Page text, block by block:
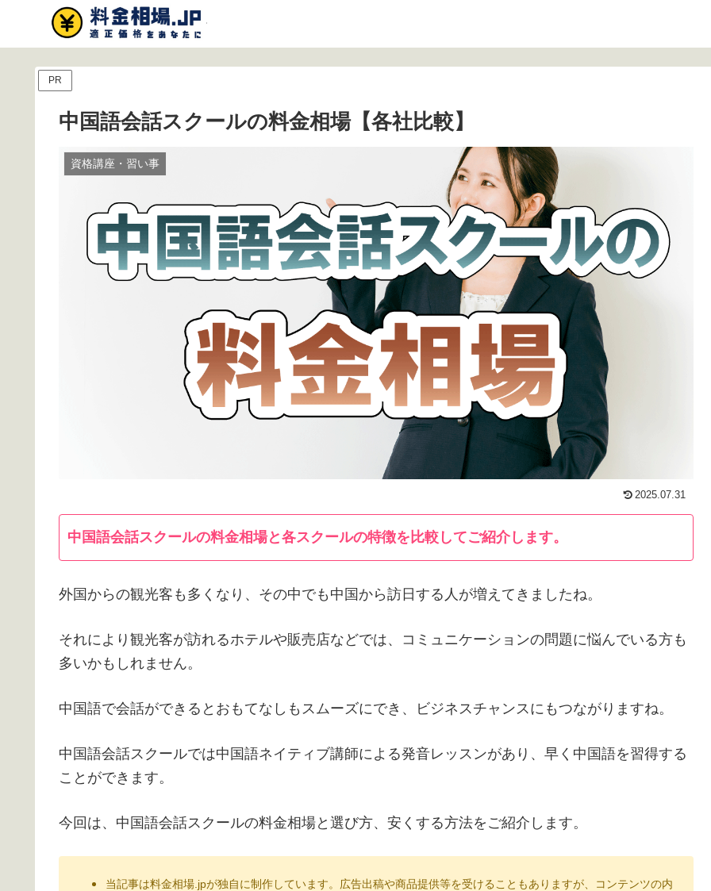
PR
中国語会話スクールの料金相場【各社比較】
資格講座・習い事
2025.07.31
中国語会話スクールの料金相場と各スクールの特徴を比較してご紹介します。
外国からの観光客も多くなり、その中でも中国から訪日する人が増えてきましたね。
それにより観光客が訪れるホテルや販売店などでは、コミュニケーションの問題に悩んでいる方も
多いかもしれません。
中国語で会話ができるとおもてなしもスムーズにでき、ビジネスチャンスにもつながりますね。
中国語会話スクールでは中国語ネイティブ講師による発音レッスンがあり、早く中国語を習得する
ことができます。
今回は、中国語会話スクールの料金相場と選び方、安くする方法をご紹介します。
当記事は料金相場.jpが独自に制作しています。広告出稿や商品提供等を受けることもありますが、コンテンツの内